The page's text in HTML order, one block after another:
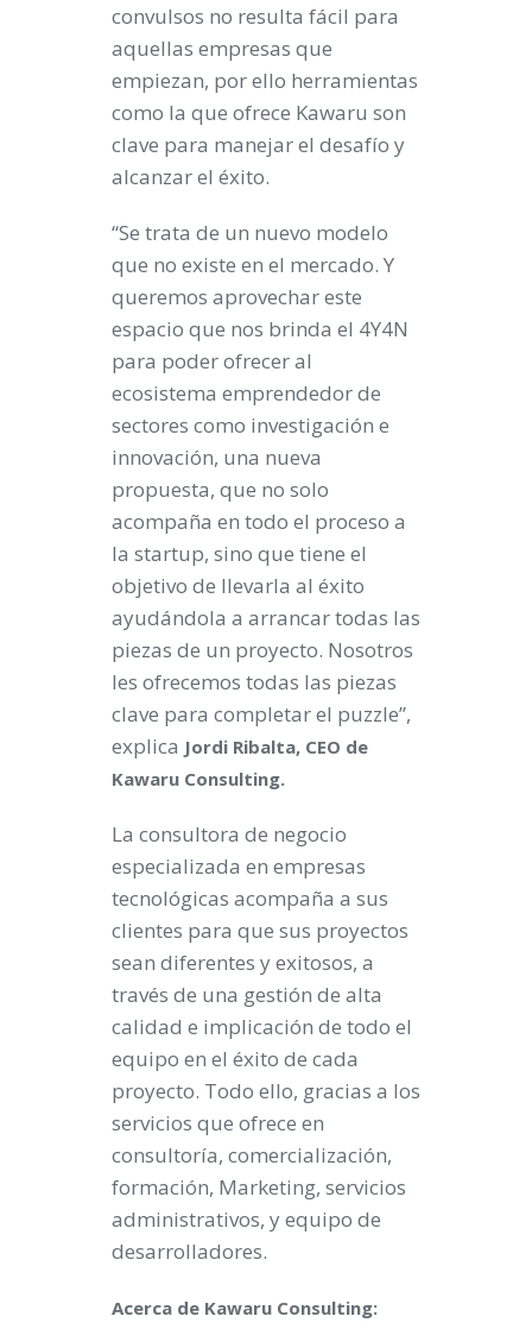
convulsos no resulta fácil para
aquellas empresas que
empiezan, por ello herramientas
como la que ofrece Kawaru son
clave para manejar el desafío y
alcanzar el éxito.
“Se trata de un nuevo modelo
que no existe en el mercado. Y
queremos aprovechar este
espacio que nos brinda el 4Y4N
para poder ofrecer al
ecosistema emprendedor de
sectores como investigación e
innovación, una nueva
propuesta, que no solo
acompaña en todo el proceso a
la startup, sino que tiene el
objetivo de llevarla al éxito
ayudándola a arrancar todas las
piezas de un proyecto. Nosotros
les ofrecemos todas las piezas
clave para completar el puzzle”,
explica Jordi Ribalta, CEO de
Kawaru Consulting.
La consultora de negocio
especializada en empresas
tecnológicas acompaña a sus
clientes para que sus proyectos
sean diferentes y exitosos, a
través de una gestión de alta
calidad e implicación de todo el
equipo en el éxito de cada
proyecto. Todo ello, gracias a los
servicios que ofrece en
consultoría, comercialización,
formación, Marketing, servicios
administrativos, y equipo de
desarrolladores.
Acerca de Kawaru Consulting: